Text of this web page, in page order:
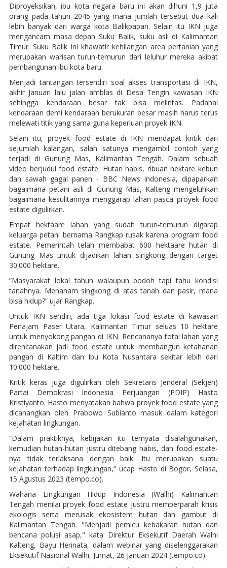
Diproyeksikan, ibu kota negara baru ini akan dihuni 1,9 juta
orang pada tahun 2045 yang mana jumlah tersebut dua kali
lebih banyak dari warga kota Balikpapan. Selain itu IKN juga
mengancam masa depan Suku Balik, suku asli di Kalimantan
Timur. Suku Balik ini khawatir kehilangan area pertanian yang
merupakan warisan turun-temurun dari leluhur mereka akibat
pembangunan ibu kota baru.
Menjadi tantangan tersendiri soal akses transportasi di IKN,
akhir Januari lalu jalan amblas di Desa Tengin kawasan IKN
sehingga kendaraan besar tak bisa melintas. Padahal
kendaraan demi kendaraan berukuran besar masih harus terus
melewati titik yang sama guna keperluan proyek IKN.
Selain itu, proyek food estate di IKN mendapat kritik dari
sejumlah kalangan, salah satunya mengambil contoh yang
terjadi di Gunung Mas, Kalimantan Tengah. Dalam sebuah
video berjudul food estate: Hutan habis, ribuan hektare kebun
dan sawah gagal panen - BBC News Indonesia, dipaparkan
bagaimana petani asli di Gunung Mas, Kalteng mengeluhkan
bagaimana kesulitannya menggarap lahan pasca proyek food
estate digulirkan.
Empat hektaare lahan yang sudah turun-temurun digarap
keluarga petani bernama Rangkap rusak karena program food
estate. Pemerintah telah membabat 600 hektaare hutan di
Gunung Mas untuk dijadikan lahan singkong dengan target
30.000 hektare.
“Masyarakat lokal tahun walaupun bodoh tapi tahu kondisi
tanahnya. Menanam singkong di atas tanah dan pasir, mana
bisa hidup?” ujar Rangkap.
Untuk IKN sendiri, ada tiga lokasi food estate di kawasan
Penajam Paser Utara, Kalimantan Timur seluas 10 hektare
untuk menyokong pangan di IKN. Rencananya total lahan yang
direncanakan jadi food estate untuk membangun ketahanan
pangan di Kaltim dan Ibu Kota Nusantara sekitar lebih dari
10.000 hektare.
Kritik keras juga digulirkan oleh Sekretaris Jenderal (Sekjen)
Partai Demokrasi Indonesia Perjuangan (PDIP) Hasto
Kristiyanto. Hasto menyatakan bahwa proyek food estate yang
dicanangkan oleh Prabowo Subianto masuk dalam kategori
kejahatan lingkungan.
“Dalam praktiknya, kebijakan itu ternyata disalahgunakan,
kemudian hutan-hutan justru ditebang habis, dan food estate-
nya tidak terlaksana dengan baik. Itu merupakan suatu
kejahatan terhadap lingkungan,” ucap Hasto di Bogor, Selasa,
15 Agustus 2023 (tempo.co).
Wahana Lingkungan Hidup Indonesia (Walhi) Kalimantan
Tengah menilai proyek food estate justru memperparah krisis
ekologis serta merusak ekosistem hutan dan gambut di
Kalimantan Tengah. "Menjadi pemicu kebakaran hutan dan
bencana polusi asap," kata Direktur Eksekutif Daerah Walhi
Kalteng, Bayu Herinata, dalam webinar yang diselenggarakan
Eksekutif Nasional Walhi, Jumat, 26 Januari 2024 (tempo.co).